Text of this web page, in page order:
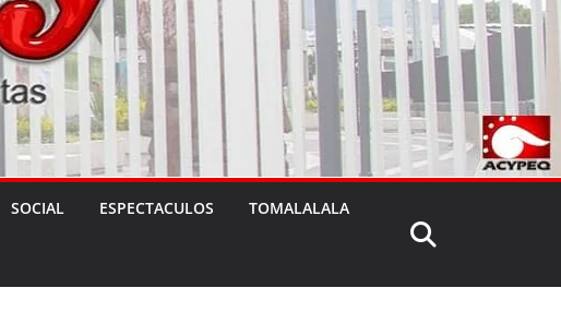
SOCIAL ESPECTACULOS TOMALALALA